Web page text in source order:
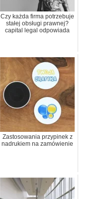
Czy każda firma potrzebuje
stałej obsługi prawnej?
capital legal odpowiada
Zastosowania przypinek z
nadrukiem na zamówienie